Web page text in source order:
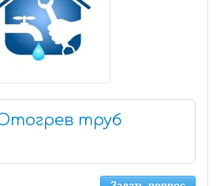
труб